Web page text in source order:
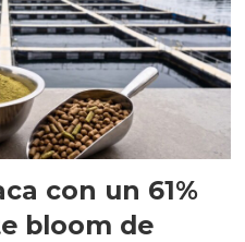
con un 61%
bloom de